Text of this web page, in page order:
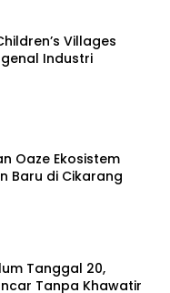
Villages
Industri
Oaze Ekosistem
Baru di Cikarang
Tanggal 20,
Tanpa Khawatir